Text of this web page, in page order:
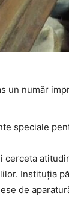
un număr
speciale
cerceta
Instituția
de